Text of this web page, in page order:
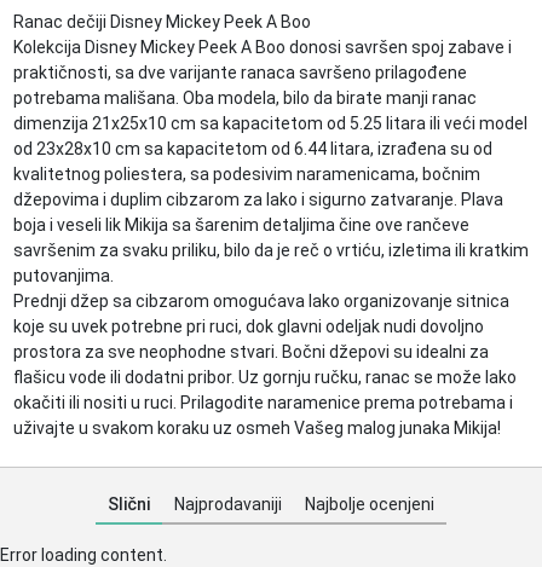
Ranac dečiji Disney Mickey Peek A Boo
Kolekcija Disney Mickey Peek A Boo donosi savršen spoj zabave i
praktičnosti, sa dve varijante ranaca savršeno prilagođene
potrebama mališana. Oba modela, bilo da birate manji ranac
dimenzija 21x25x10 cm sa kapacitetom od 5.25 litara ili veći model
od 23x28x10 cm sa kapacitetom od 6.44 litara, izrađena su od
kvalitetnog poliestera, sa podesivim naramenicama, bočnim
džepovima i duplim cibzarom za lako i sigurno zatvaranje. Plava
boja i veseli lik Mikija sa šarenim detaljima čine ove rančeve
savršenim za svaku priliku, bilo da je reč o vrtiću, izletima ili kratkim
putovanjima.
Prednji džep sa cibzarom omogućava lako organizovanje sitnica
koje su uvek potrebne pri ruci, dok glavni odeljak nudi dovoljno
prostora za sve neophodne stvari. Bočni džepovi su idealni za
flašicu vode ili dodatni pribor. Uz gornju ručku, ranac se može lako
okačiti ili nositi u ruci. Prilagodite naramenice prema potrebama i
uživajte u svakom koraku uz osmeh Vašeg malog junaka Mikija!
Slični Najprodavaniji Najbolje ocenjeni
Error loading content.